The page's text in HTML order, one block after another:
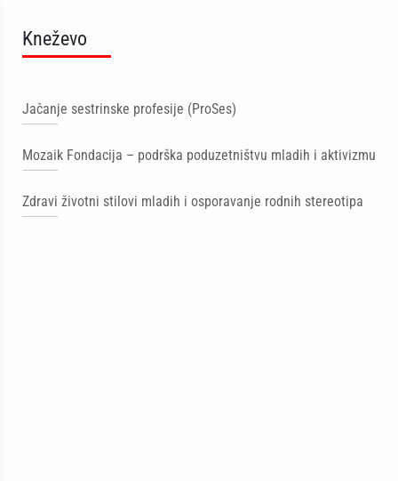
Kneževo
Jačanje sestrinske profesije (ProSes)
Mozaik Fondacija – podrška poduzetništvu mladih i aktivizmu
Zdravi životni stilovi mladih i osporavanje rodnih stereotipa